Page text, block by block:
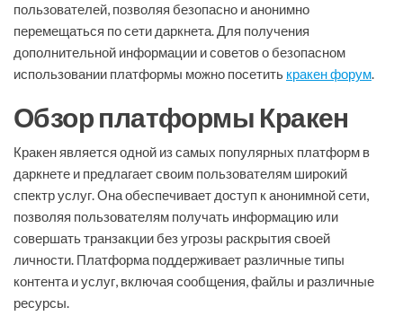
пользователей, позволяя безопасно и анонимно
перемещаться по сети даркнета. Для получения
дополнительной информации и советов о безопасном
использовании платформы можно посетить кракен форум.
Обзор платформы Кракен
Кракен является одной из самых популярных платформ в
даркнете и предлагает своим пользователям широкий
спектр услуг. Она обеспечивает доступ к анонимной сети,
позволяя пользователям получать информацию или
совершать транзакции без угрозы раскрытия своей
личности. Платформа поддерживает различные типы
контента и услуг, включая сообщения, файлы и различные
ресурсы.